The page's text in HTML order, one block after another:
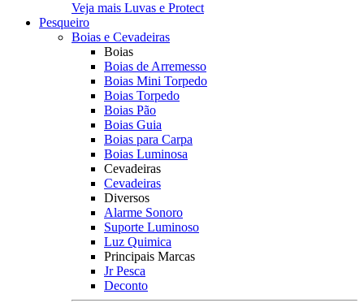
Veja mais Luvas e Protect
Pesqueiro
Boias e Cevadeiras
Boias
Boias de Arremesso
Boias Mini Torpedo
Boias Torpedo
Boias Pão
Boias Guia
Boias para Carpa
Boias Luminosa
Cevadeiras
Cevadeiras
Diversos
Alarme Sonoro
Suporte Luminoso
Luz Quimica
Principais Marcas
Jr Pesca
Deconto